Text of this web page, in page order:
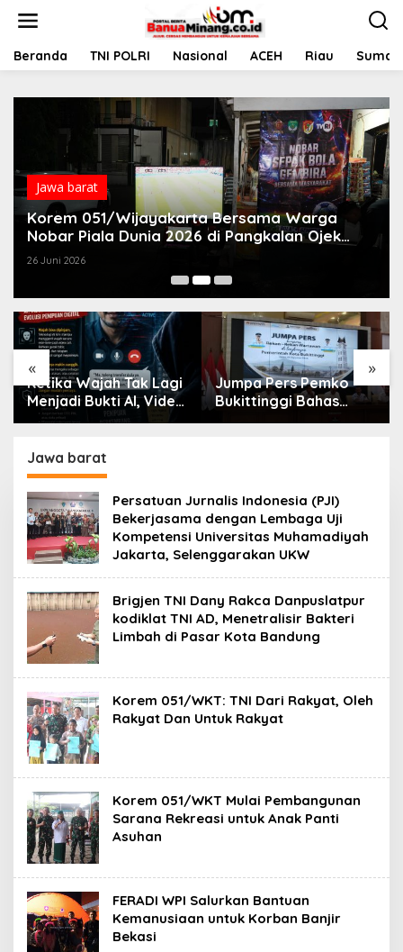
t
Beranda TNI POLRI Nasional ACEH Riau
Jawa barat
Korem 051/Wijayakarta Bersama Warga
Nobar Piala Dunia 2026 di Pangkalan Ojek
Jababeka
26 Juni 2026
« »
Ketika Wajah Tak Lagi
Menjadi Bukti AI, Video
Call, dan Evolusi
Ardy Mu’tamar
Jumpa Pers Pemko
Bukittinggi Bahas
Jawa barat
Persatuan Jurnalis Indonesia (PJI)
Bekerjasama dengan Lembaga Uji
Kompetensi Universitas Muhamadiyah
Jakarta, Selenggarakan UKW
Brigjen TNI Dany Rakca Danpuslatpur
kodiklat TNI AD, Menetralisir Bakteri
Limbah di Pasar Kota Bandung
Korem 051/WKT: TNI Dari Rakyat, Oleh
Rakyat Dan Untuk Rakyat
Korem 051/WKT Mulai Pembangunan
Sarana Rekreasi untuk Anak Panti
Asuhan
FERADI WPI Salurkan Bantuan
Kemanusiaan untuk Korban Banjir
Bekasi